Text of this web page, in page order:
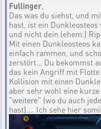
Fullinger,
Das was du siehst, und
hast, ist ein
und nicht dein (ehem.)
Mit einen Dunkleosteos
einfach rammen, und
zerstört... Du bekommst
das kein Angriff mit
Kollision mit einen
aber sehr wohl eine
"weitere" (wo du auch
hast).... Ich sehe hier